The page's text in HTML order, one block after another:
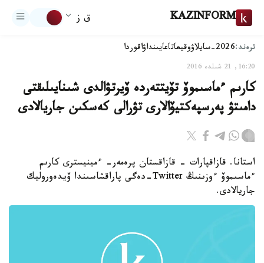
KAZINFORM ق ز
ترەند:2026-سايلاۋ وقيعاتاعايىنداۋاقوردا
16:20, 21 شىلدە 2016
كارىم ءماسىموۆ تۆيتتەردە ۆيرتۋالدى شىنايىلىقتى
دامىتۋ پەرسپەكتيۆالارى تۋرالى كەسكىن جاريالادى
استانا. قازاقپارات - قازاقستان پرەمەر- ءمينيسترى كارىم
ءماسىموۆ ءوزىنىڭ Twitter-دەگى پاراقشاسىندا ۆيدەوروليك
جاريالادى.